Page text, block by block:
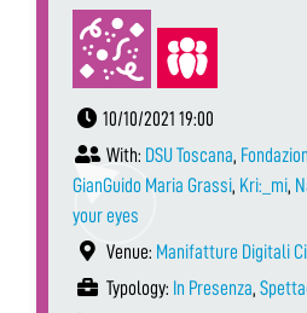
10/10/2021 19:00
With: DSU Toscana,
GianGuido Maria Grassi, Kri:_mi,
your eyes
Venue: Manifatture Digitali
Typology: In Presenza,